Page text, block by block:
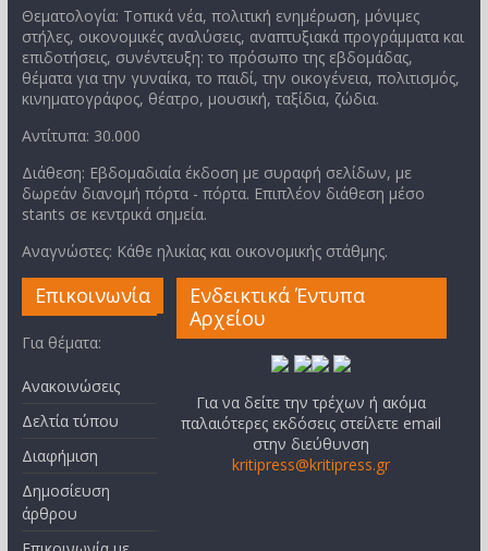
Θεματολογία: Τοπικά νέα, πολιτική ενημέρωση, μόνιμες
στήλες, οικονομικές αναλύσεις, αναπτυξιακά προγράμματα και
επιδοτήσεις, συνέντευξη: το πρόσωπο της εβδομάδας,
θέματα για την γυναίκα, το παιδί, την οικογένεια, πολιτισμός,
κινηματογράφος, θέατρο, μουσική, ταξίδια, ζώδια.
Αντίτυπα: 30.000
Διάθεση: Εβδομαδιαία έκδοση με συραφή σελίδων, με
δωρεάν διανομή πόρτα - πόρτα. Επιπλέον διάθεση μέσο
stants σε κεντρικά σημεία.
Αναγνώστες: Κάθε ηλικίας και οικονομικής στάθμης.
Επικοινωνία
Για θέματα:
Ανακοινώσεις
Δελτία τύπου
Διαφήμιση
Δημοσίευση
άρθρου
Ενδεικτικά Έντυπα
Αρχείου
Για να δείτε την τρέχων ή ακόμα
παλαιότερες εκδόσεις στείλετε email
στην διεύθυνση
kritipress@kritipress.gr